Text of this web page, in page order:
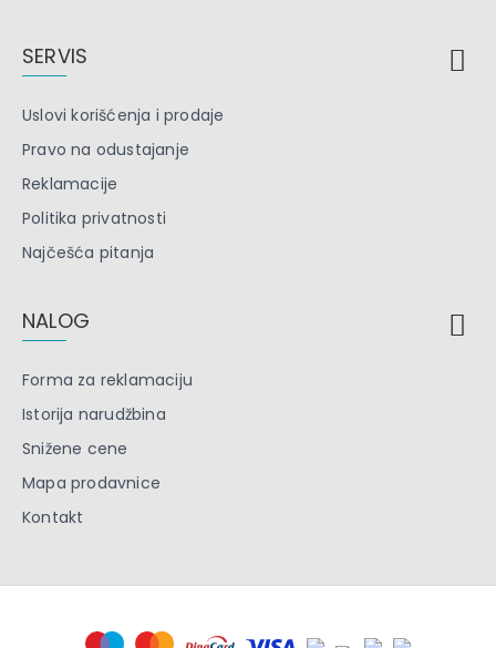
SERVIS
Uslovi korišćenja i prodaje
Pravo na odustajanje
Reklamacije
Politika privatnosti
Najčešća pitanja
NALOG
Forma za reklamaciju
Istorija narudžbina
Snižene cene
Mapa prodavnice
Kontakt